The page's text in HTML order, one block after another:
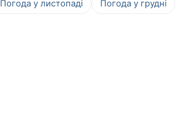
Погода у листопаді Погода у грудні